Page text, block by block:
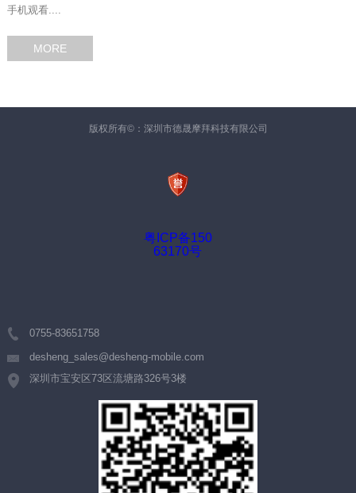
手机观看....
MORE
版权所有©：深圳市德晟摩拜科技有限公司
粤ICP备150
63170号
0755-83651758
desheng_sales@desheng-mobile.com
深圳市宝安区73区流塘路326号3楼